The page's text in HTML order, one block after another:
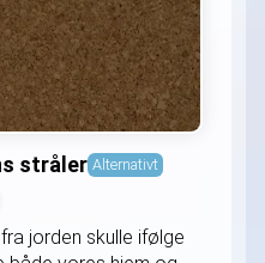
stråler Alternativt
jorden skulle ifølge